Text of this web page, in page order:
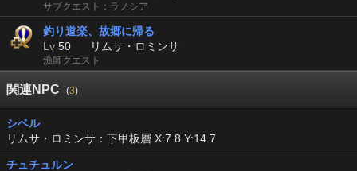
サブクエスト：ラノシア
釣り道楽、故郷に帰る
Lv 50 リムサ・ロミンサ
漁師クエスト
関連NPC (3)
シベル
リムサ・ロミンサ：下甲板層 X:7.8 Y:14.7
チュチュルン